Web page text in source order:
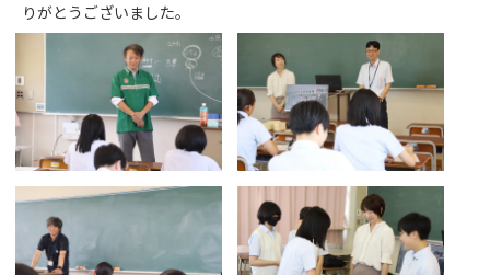
りがとうございました。